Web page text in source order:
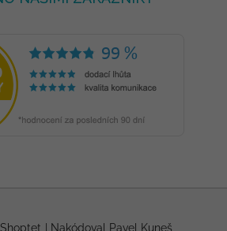
Nakódoval Pavel Kuneš